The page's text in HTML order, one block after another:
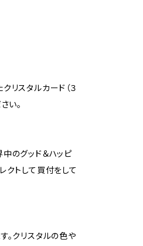
リスタルカード（３
い。
のグッド＆ハッピ
クトして買付をして
。クリスタルの色や